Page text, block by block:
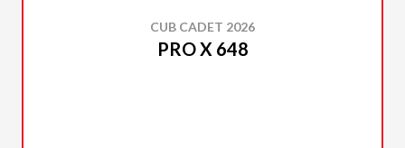
CUB CADET 2026
PRO X 648